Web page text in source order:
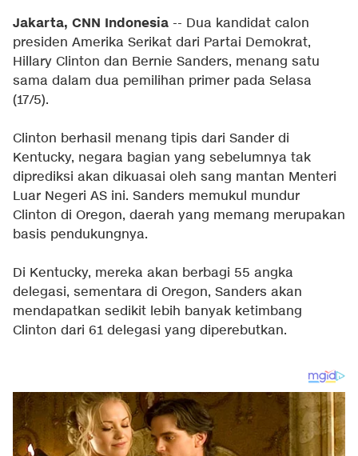
Jakarta, CNN Indonesia -- Dua kandidat calon
presiden Amerika Serikat dari Partai Demokrat,
Hillary Clinton dan Bernie Sanders, menang satu
sama dalam dua pemilihan primer pada Selasa
(17/5).
Clinton berhasil menang tipis dari Sander di
Kentucky, negara bagian yang sebelumnya tak
diprediksi akan dikuasai oleh sang mantan Menteri
Luar Negeri AS ini. Sanders memukul mundur
Clinton di Oregon, daerah yang memang merupakan
basis pendukungnya.
Di Kentucky, mereka akan berbagi 55 angka
delegasi, sementara di Oregon, Sanders akan
mendapatkan sedikit lebih banyak ketimbang
Clinton dari 61 delegasi yang diperebutkan.